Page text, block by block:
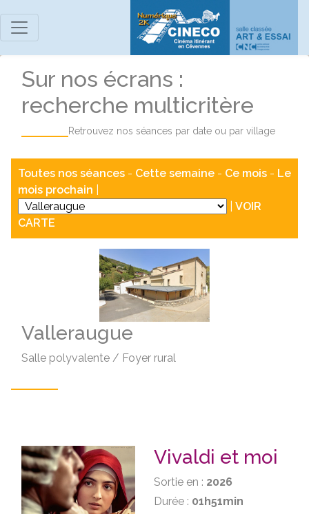
Sur nos écrans :
recherche multicritère
Retrouvez nos séances par date ou par village
Toutes nos séances - Cette semaine - Ce mois - Le
mois prochain
VOIR
CARTE
Valleraugue
Salle polyvalente / Foyer rural
Vivaldi et moi
Sortie en : 2026
Durée : 01h51min